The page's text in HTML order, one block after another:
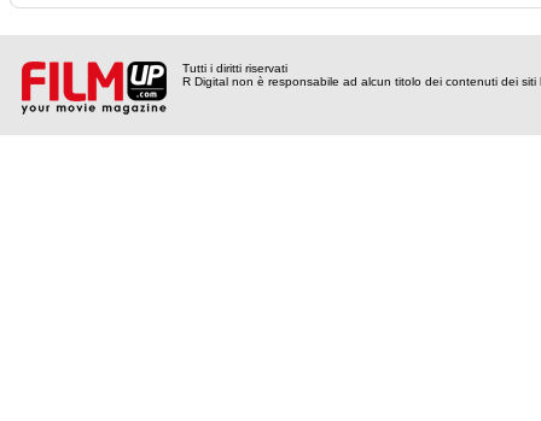
Tutti i diritti riservati
R Digital non è responsabile ad alcun titolo dei contenuti dei siti